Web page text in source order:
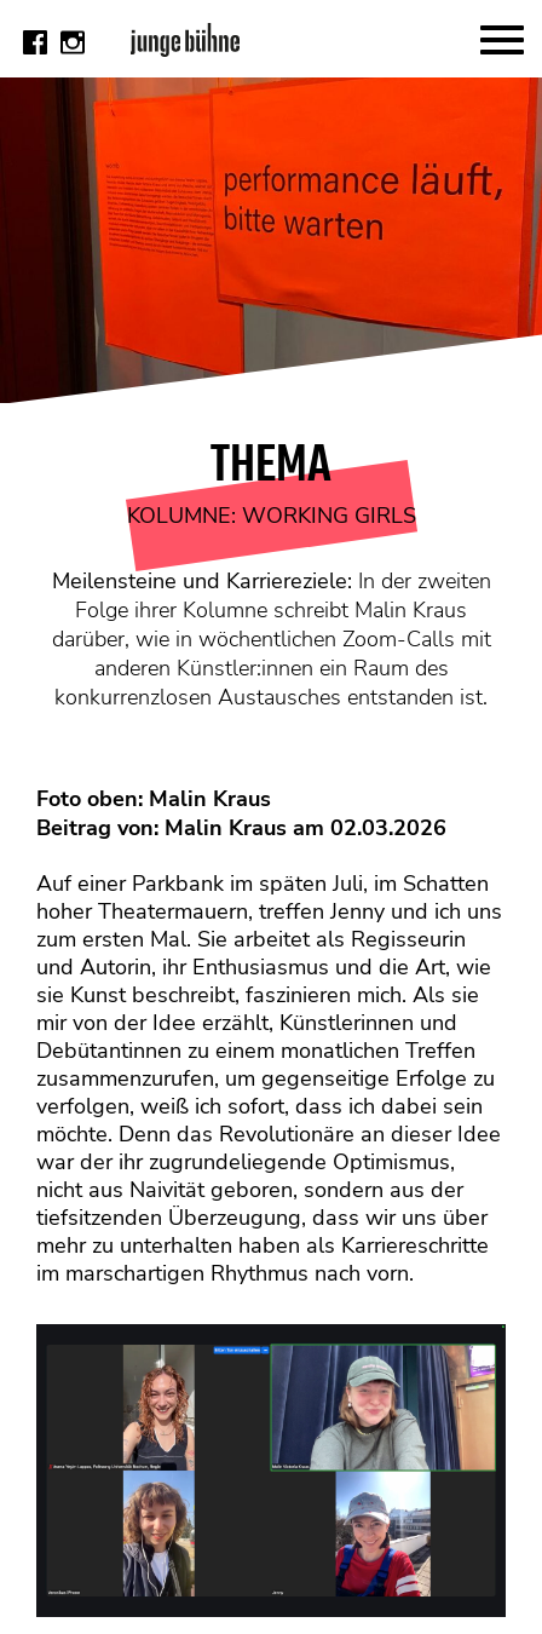
AKTUELL
DAS HEFT
Aktuelles Heft
Alle Hefte
KONTAKT
Mediadaten
Über uns
junge bühne-Beirat
Wir suchen…
THEMA
KOLUMNE: WORKING GIRLS
Meilensteine und Karriereziele: In der zweiten
Folge ihrer Kolumne schreibt Malin Kraus
darüber, wie in wöchentlichen Zoom-Calls mit
anderen Künstler:innen ein Raum des
konkurrenzlosen Austausches entstanden ist.
Foto oben: Malin Kraus
Beitrag von: Malin Kraus am 02.03.2026
Auf einer Parkbank im späten Juli, im Schatten
hoher Theatermauern, treffen Jenny und ich uns
zum ersten Mal. Sie arbeitet als Regisseurin
und Autorin, ihr Enthusiasmus und die Art, wie
sie Kunst beschreibt, faszinieren mich. Als sie
mir von der Idee erzählt, Künstlerinnen und
Debütantinnen zu einem monatlichen Treffen
zusammenzurufen, um gegenseitige Erfolge zu
verfolgen, weiß ich sofort, dass ich dabei sein
möchte. Denn das Revolutionäre an dieser Idee
war der ihr zugrundeliegende Optimismus,
nicht aus Naivität geboren, sondern aus der
tiefsitzenden Überzeugung, dass wir uns über
mehr zu unterhalten haben als Karriereschritte
im marschartigen Rhythmus nach vorn.